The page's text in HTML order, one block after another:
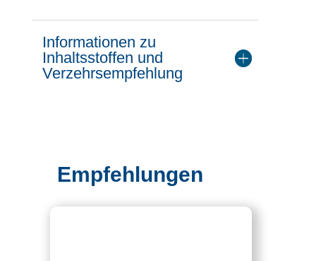
Informationen zu
Inhaltsstoffen und
Verzehrsempfehlung
Empfehlungen